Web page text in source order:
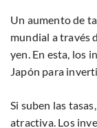
Un aumento de
mundial a través
yen. En esta, los
Japón para
Si suben las
atractiva. Los